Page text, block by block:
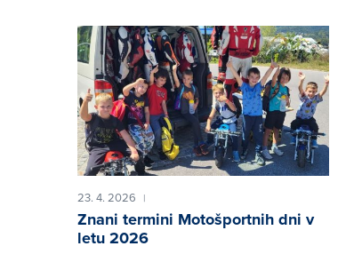
23. 4. 2026 |
Znani termini Motošportnih dni v
letu 2026